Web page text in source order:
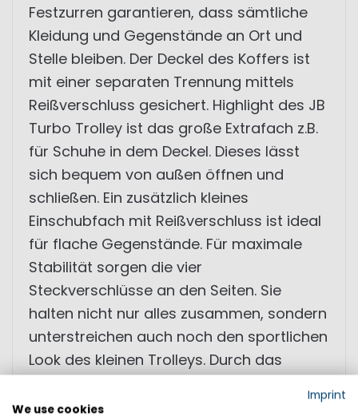
Festzurren garantieren, dass sämtliche
Kleidung und Gegenstände an Ort und
Stelle bleiben. Der Deckel des Koffers ist
mit einer separaten Trennung mittels
Reißverschluss gesichert. Highlight des JB
Turbo Trolley ist das große Extrafach z.B.
für Schuhe in dem Deckel. Dieses lässt
sich bequem von außen öffnen und
schließen. Ein zusätzlich kleines
Einschubfach mit Reißverschluss ist ideal
für flache Gegenstände. Für maximale
Stabilität sorgen die vier
Steckverschlüsse an den Seiten. Sie
halten nicht nur alles zusammen, sondern
unterstreichen auch noch den sportlichen
Look des kleinen Trolleys. Durch das
einfach mit den beiden Tragegriffen
Imprint
We use cookies